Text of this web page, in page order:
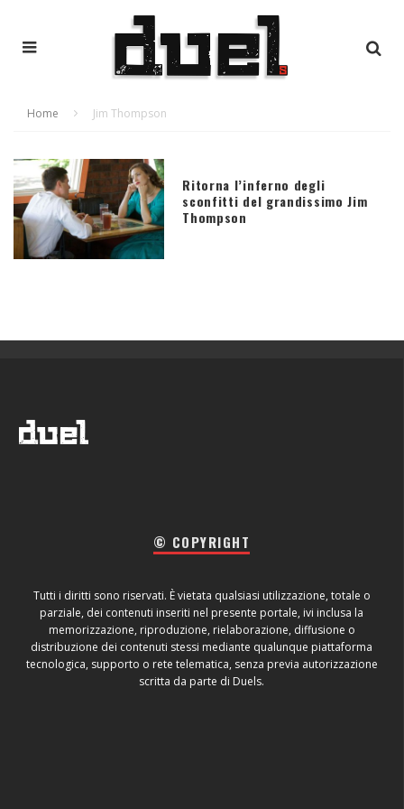
Home Jim Thompson
Ritorna l’inferno degli
sconfitti del grandissimo Jim
Thompson
© COPYRIGHT
Tutti i diritti sono riservati. È vietata qualsiasi utilizzazione, totale o
parziale, dei contenuti inseriti nel presente portale, ivi inclusa la
memorizzazione, riproduzione, rielaborazione, diffusione o
distribuzione dei contenuti stessi mediante qualunque piattaforma
tecnologica, supporto o rete telematica, senza previa autorizzazione
scritta da parte di Duels.